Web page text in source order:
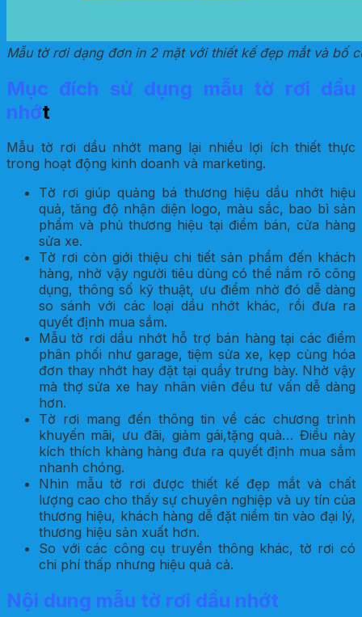
Mẫu tờ rơi dạng đơn in 2 mặt với thiết kế đẹp mắt và bố
Mục đích sử dụng mẫu tờ rơi dầu
nhớt
Mẫu tờ rơi dầu nhớt mang lại nhiều lợi ích thiết thực
trong hoạt động kinh doanh và marketing.
Tờ rơi giúp quảng bá thương hiệu dầu nhớt hiệu
quả, tăng độ nhận diện logo, màu sắc, bao bì sản
phẩm và phủ thương hiệu tại điểm bán, cửa hàng
sửa xe.
Tờ rơi còn giới thiệu chi tiết sản phẩm đến khách
hàng, nhờ vậy người tiêu dùng có thể nắm rõ công
dụng, thông số kỹ thuật, ưu điểm nhờ đó dễ dàng
so sánh với các loại dầu nhớt khác, rồi đưa ra
quyết định mua sắm.
Mẫu tờ rơi dầu nhớt hỗ trợ bán hàng tại các điểm
phân phối như garage, tiệm sửa xe, kẹp cùng hóa
đơn thay nhớt hay đặt tại quầy trưng bày. Nhờ vậy
mà thợ sửa xe hay nhân viên đều tư vấn dễ dàng
hơn.
Tờ rơi mang đến thông tin về các chương trình
khuyến mãi, ưu đãi, giảm gái,tặng quà… Điều này
kích thích khàng hàng đưa ra quyết định mua sắm
nhanh chóng.
Nhìn mẫu tờ rơi được thiết kế đẹp mắt và chất
lượng cao cho thấy sự chuyên nghiệp và uy tín của
thương hiệu, khách hàng dễ đặt niềm tin vào đại lý,
thương hiệu sản xuất hơn.
So với các công cụ truyền thông khác, tờ rơi có
chi phí thấp nhưng hiệu quả cả.
Nội dung mẫu tờ rơi dầu nhớt